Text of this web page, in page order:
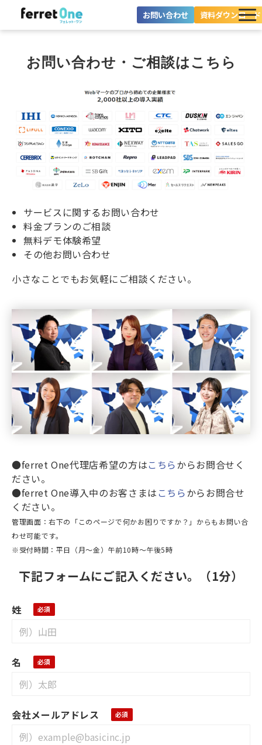
お問い合わせ 資料ダウンロード
ツール・機能一覧
目的別に探す
導入事例
料金プラン
セミナー
お役立ち情報
お問い合わせ・ご相談はこちら
サービスに関するお問い合わせ
料金プランのご相談
無料デモ体験希望
その他お問い合わせ
小さなことでもお気軽にご相談ください。
●ferret One代理店希望の方はこちらからお問合せく
ださい。
●ferret One導入中のお客さまは こちらからお問合せ
ください。
管理画面：右下の「このページで何かお困りですか？」からもお問い合
わせ可能です。
※受付時間：平日（月〜金）午前10時～午後5時
下記フォームにご記入ください。（1分）
姓
名
会社メールアドレス